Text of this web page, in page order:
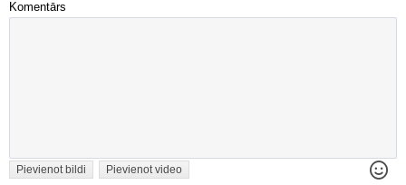
Komentārs
Pievienot bildi Pievienot video